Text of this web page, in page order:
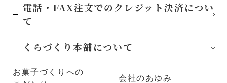
電話・FAX注文でのクレジット決済につい
て
くらづくり本舗について
お菓子づくりへの
会社のあゆみ